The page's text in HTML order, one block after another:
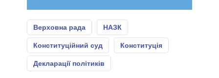
Верховна рада НАЗК
Конституційний суд Конституція
Декларації політиків